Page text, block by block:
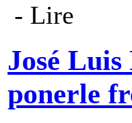
- Lire
José
ponerle